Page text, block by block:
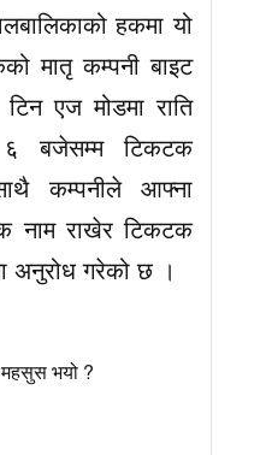
हकमा यो
मातृ कम्पनी बाइट
एज मोडमा राति
बजेसम्म टिकटक
कम्पनीले आफ्ना
नाम राखेर टिकटक
अनुरोध गरेको छ ।
भयो ?